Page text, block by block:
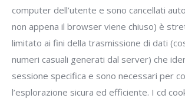
computer dell’utente e sono cancellati
non appena il browser viene chiuso) è
limitato ai fini della trasmissione di dati
numeri casuali generati dal server) che
sessione specifica e sono necessari per
l’esplorazione sicura ed efficiente. I cd